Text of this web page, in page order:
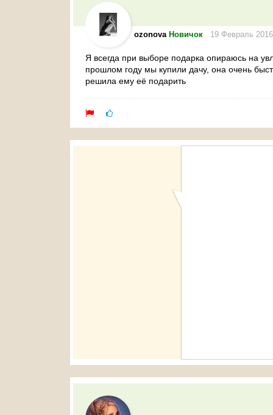
ozonova Новичок 19 Февраль 2016
Я всегда при выборе подарка опираюсь на
прошлом году мы купили дачу, она очень
решила ему её подарить